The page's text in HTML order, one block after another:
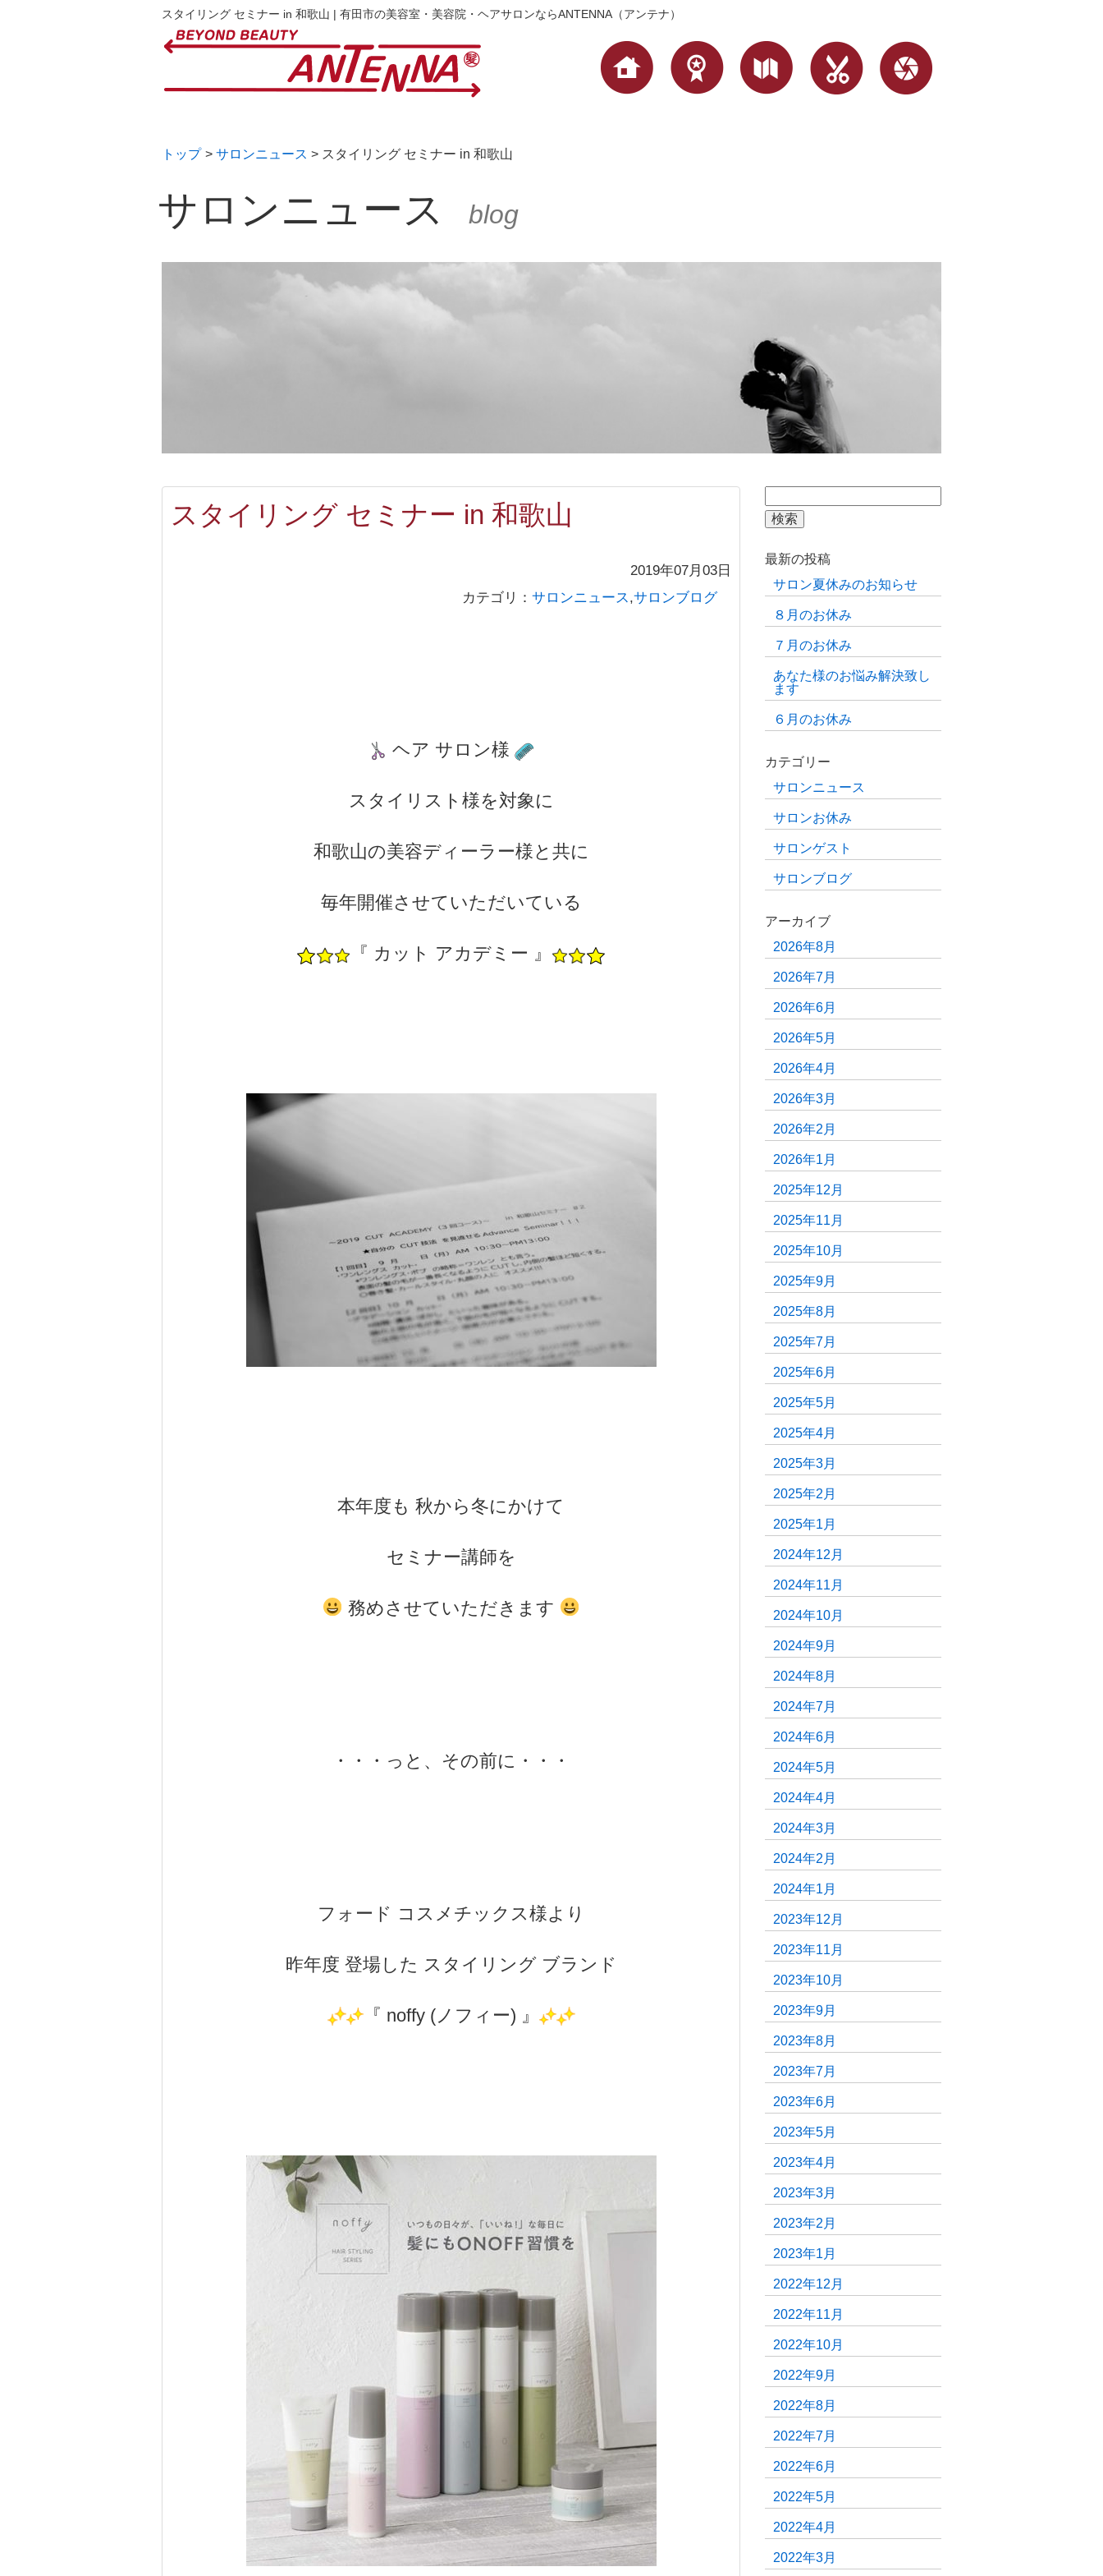
スタイリング セミナー in 和歌山 | 有田市の美容室・美容院・ヘアサロンならANTENNA（アンテナ）
トップ > サロンニュース > スタイリング セミナー in 和歌山
サロンニュース blog
スタイリング セミナー in 和歌山
2019年07月03日
カテゴリ： サロンニュース ,サロンブログ
ヘア サロン様
スタイリスト様を対象に
和歌山の美容ディーラー様と共に
毎年開催させていただいている
『 カット アカデミー 』
本年度も 秋から冬にかけて
セミナー講師を
務めさせていただきます
・・・っと、その前に・・・
フォード コスメチックス様より
昨年度 登場した スタイリング ブランド
『 noffy (ノフィー) 』
検
索:
最新の投稿
サロン夏休みのお知らせ
８月のお休み
７月のお休み
あなた様のお悩み解決致し
ます
６月のお休み
カテゴリー
サロンニュース
サロンお休み
サロンゲスト
サロンブログ
アーカイブ
2026年8月
2026年7月
2026年6月
2026年5月
2026年4月
2026年3月
2026年2月
2026年1月
2025年12月
2025年11月
2025年10月
2025年9月
2025年8月
2025年7月
2025年6月
2025年5月
2025年4月
2025年3月
2025年2月
2025年1月
2024年12月
2024年11月
2024年10月
2024年9月
2024年8月
2024年7月
2024年6月
2024年5月
2024年4月
2024年3月
2024年2月
2024年1月
2023年12月
2023年11月
2023年10月
2023年9月
2023年8月
2023年7月
2023年6月
2023年5月
2023年4月
2023年3月
2023年2月
2023年1月
2022年12月
2022年11月
2022年10月
2022年9月
2022年8月
2022年7月
2022年6月
2022年5月
2022年4月
2022年3月